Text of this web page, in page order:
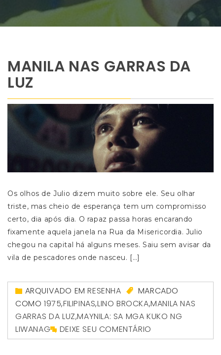
MANILA NAS GARRAS DA
LUZ
Os olhos de Julio dizem muito sobre ele. Seu olhar
triste, mas cheio de esperança tem um compromisso
certo, dia após dia. O rapaz passa horas encarando
fixamente aquela janela na Rua da Misericordia. Julio
chegou na capital há alguns meses. Saiu sem avisar da
vila de pescadores onde nasceu. […]
ARQUIVADO EMRESENHA
MARCADO
COMO 1975,FILIPINAS,LINO BROCKA,MANILA NAS
GARRAS DA LUZ,MAYNILA: SA MGA KUKO NG
LIWANAG
DEIXE SEU COMENTÁRIO